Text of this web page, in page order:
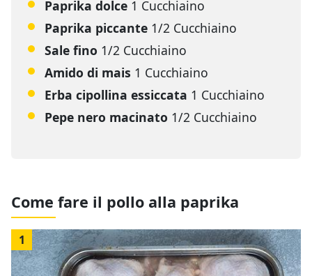
Paprika dolce 1 Cucchiaino
Paprika piccante 1/2 Cucchiaino
Sale fino 1/2 Cucchiaino
Amido di mais 1 Cucchiaino
Erba cipollina essiccata 1 Cucchiaino
Pepe nero macinato 1/2 Cucchiaino
Come fare il pollo alla paprika
1